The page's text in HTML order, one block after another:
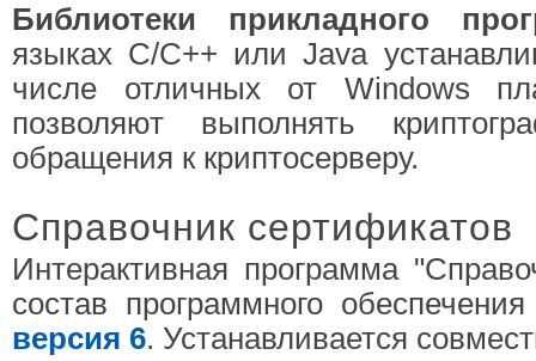
Библиотеки прикладного
языках C/C++ или Java
числе отличных от Windows
позволяют выполнять
обращения к криптосерверу.
Справочник сертификатов
Интерактивная программа
состав программного
версия 6. Устанавливается